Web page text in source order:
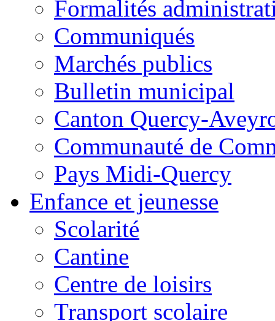
Formalités
Communiqués
Marchés publics
Bulletin municipal
Canton Quercy-
Communauté de
Pays Midi-Quercy
Enfance et jeunesse
Scolarité
Cantine
Centre de loisirs
Transport scolaire